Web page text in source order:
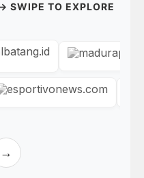
SWIPE TO EXPLORE
→